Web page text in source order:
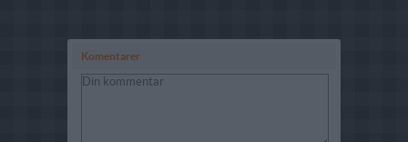
Komentarer